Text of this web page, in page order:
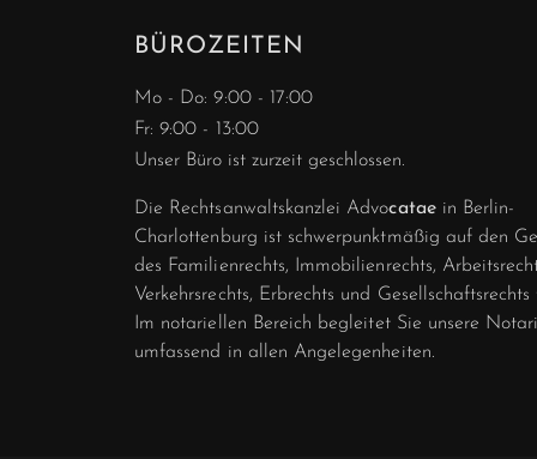
BÜROZEITEN
Mo - Do: 9:00 - 17:00
Fr: 9:00 - 13:00
Unser Büro ist zurzeit geschlossen.
Die Rechtsanwaltskanzlei Advocataein Berlin-
Charlottenburg ist schwer­punkt­­mäßig auf den
des Familien­rechts, Immobilien­rechts,
Verkehrs­rechts, Erbrechts und
Im notariellen Bereich begleitet Sie unsere
umfassend in allen Angelegen­heiten.